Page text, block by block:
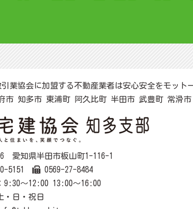
業協会に加盟する不動産業者は安心安全をモット
市 知多市 東浦町 阿久比町 半田市 武豊町 常滑
愛知県半田市板山町1-116-1
5151
0569-27-8484
9:30～12:00 13:00～16:00
・日・祝日